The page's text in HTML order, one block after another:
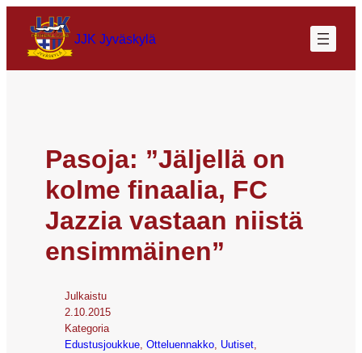
JJK Jyväskylä
Pasoja: ”Jäljellä on
kolme finaalia, FC
Jazzia vastaan niistä
ensimmäinen”
Julkaistu
2.10.2015
Kategoria
Edustusjoukkue Otteluennakko Uutiset